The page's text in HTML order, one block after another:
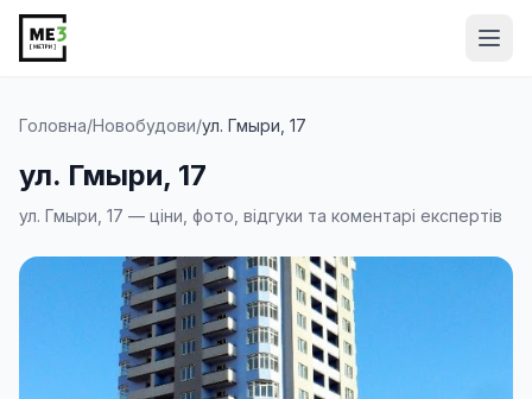
Головна/Новобудови/ул. Гмыри, 17
ул. Гмыри, 17
ул. Гмыри, 17 — ціни, фото, відгуки та коментарі експертів